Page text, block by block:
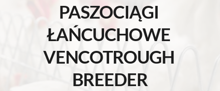
PASZOCIĄGI
ŁAŃCUCHOWE
VENCOTROUGH
BREEDER